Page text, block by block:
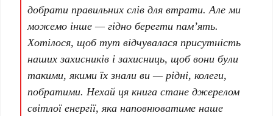
добрати правильних слів для втрати. Але ми
можемо інше — гідно берегти пам’ять.
Хотілося, щоб тут відчувалася присутність
наших захисників і захисниць, щоб вони були
такими, якими їх знали ви — рідні, колеги,
побратими. Нехай ця книга стане джерелом
світлої енергії, яка наповнюватиме наше